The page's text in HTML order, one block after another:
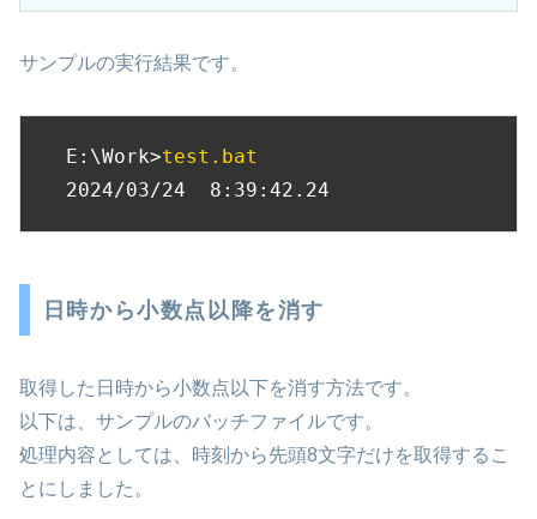
サンプルの実行結果です。
E:\Work>test.bat
2024/03/24  8:39:42.24
日時から小数点以降を消す
取得した日時から小数点以下を消す方法です。
以下は、サンプルのバッチファイルです。
処理内容としては、時刻から先頭8文字だけを取得するこ
とにしました。